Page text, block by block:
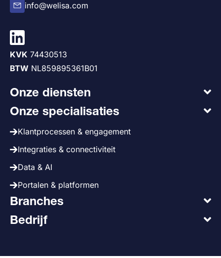
info@welisa.com
KVK 74430513
BTW NL859895361B01
Onze diensten
Onze specialisaties
Klantprocessen & engagement
Integraties & connectiviteit
Data & AI
Portalen & platformen
Branches
Bedrijf